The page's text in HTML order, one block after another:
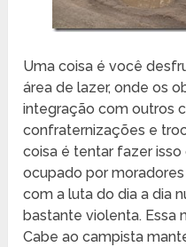
Uma coisa é você
área de lazer, onde os
integração com outros
confraternizações e
coisa é tentar fazer
ocupado por
com a luta do dia a dia
bastante violenta. Essa
Cabe ao campista